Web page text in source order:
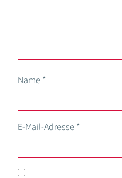
Name*
E-Mail-Adresse*